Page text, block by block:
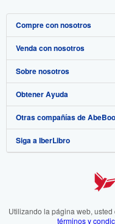
Compre con nosotros
Búsqueda avanzada
Colecciones
Mi cuenta
Mis pedidos
Ver carrito
Venda con nosotros
Comenzar a vender
Únase a nuestro programa de
Recomiende un vendedor
Sobre nosotros
Sobre IberLibro
Medios
Empleo
Preferencias de cookies
Aviso de cookies
Obtener Ayuda
Preguntas frecuentes y guías
Atención al Cliente
Otras compañías de
AbeBooks.com
AbeBooks.fr
Siga a IberLibro
Utilizando la página web,
términos y